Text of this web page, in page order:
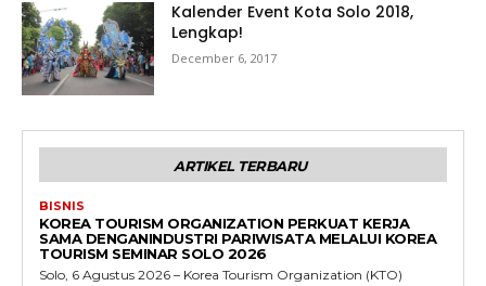
Kalender Event Kota Solo 2018,
Lengkap!
December 6, 2017
ARTIKEL TERBARU
BISNIS
KOREA TOURISM ORGANIZATION PERKUAT KERJA
SAMA DENGANINDUSTRI PARIWISATA MELALUI KOREA
TOURISM SEMINAR SOLO 2026
Solo, 6 Agustus 2026 – Korea Tourism Organization (KTO)